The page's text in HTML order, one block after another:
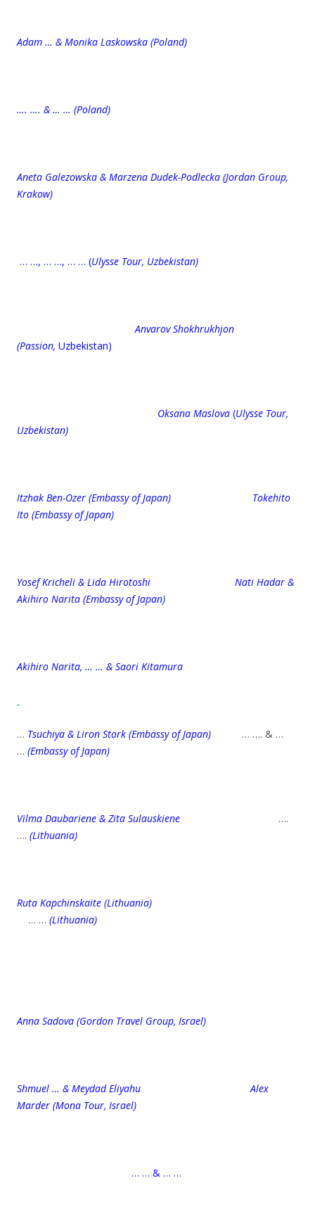
Adam … & Monika Laskowska (Poland)
…. …. & … … (Poland)
Aneta Galezowska & Marzena Dudek-Podlecka (Jordan Group,
Krakow)
… …, … …, … … (Ulysse Tour, Uzbekistan)
Anvarov Shokhrukhjon
(Passion, Uzbekistan)
Oksana Maslova (Ulysse Tour,
Uzbekistan)
Itzhak Ben-Ozer (Embassy of Japan) Tokehito
Ito (Embassy of Japan)
Yosef Kricheli & Lida Hirotoshi Nati Hadar &
Akihiro Narita (Embassy of Japan)
Akihiro Narita, … … & Saori Kitamura
… Tsuchiya & Liron Stork (Embassy of Japan) … …. & …
… (Embassy of Japan)
Vilma Daubariene & Zita Sulauskiene
….
…. (Lithuania)
Ruta Kapchinskaite (Lithuania)
… … (Lithuania)
Anna Sadova (Gordon Travel Group, Israel)
Shmuel … & Meydad Eliyahu Alex
Marder (Mona Tour, Israel)
… … & … …